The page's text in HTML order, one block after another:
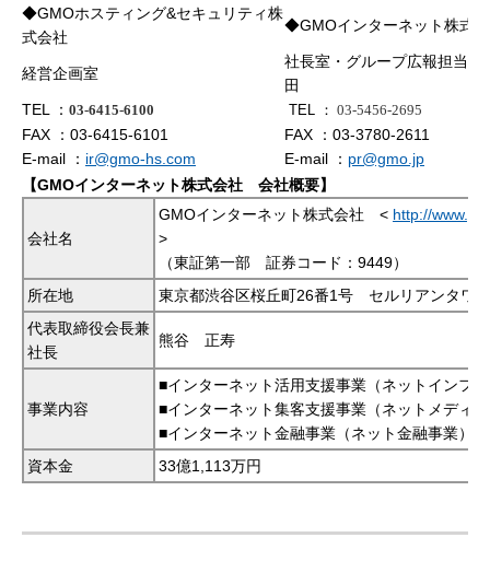
◆GMOホスティング&セキュリティ株
式会社
◆GMOインターネット株式
経営企画室
社長室・グループ広報担当
田
TEL ： 03-6415-6100 TEL ： 03-5456-2695
FAX ：03-6415-6101
FAX ：03-3780-2611
E-mail ： ir@gmo-hs.com E-mail ： pr@gmo.jp
【GMOインターネット株式会社 会社概要】
会社名
GMOインターネット株式会社 < http://
>
（東証第一部 証券コード：9449）
所在地
東京都渋谷区桜丘町26番1号 セルリアンタワー
代表取締役会長兼
社長
熊谷 正寿
事業内容
■インターネット活用支援事業（ネットインフ
■インターネット集客支援事業（ネットメディ
■インターネット金融事業（ネット金融事業）
資本金
33億1,113万円